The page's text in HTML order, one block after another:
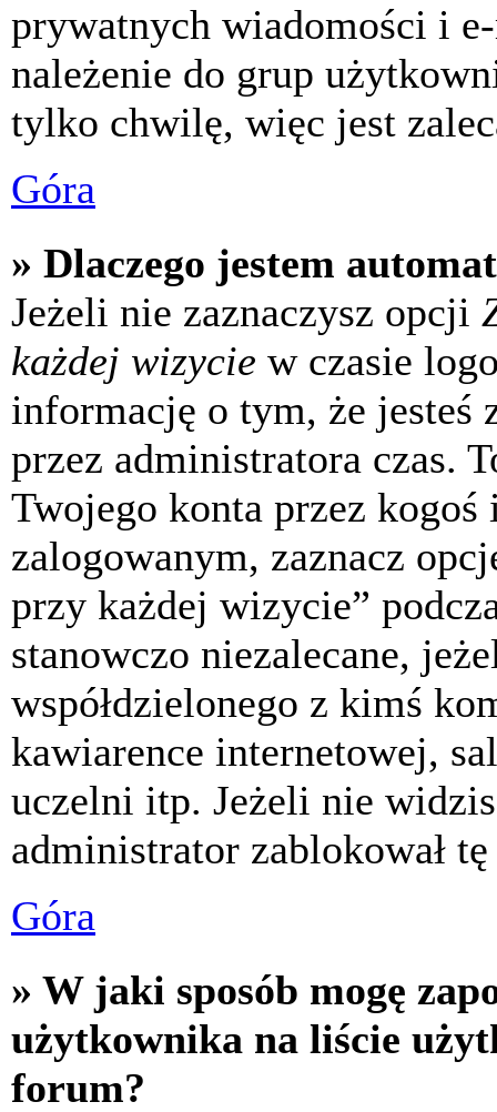
prywatnych wiadomości i
należenie do grup
tylko chwilę, więc jest
Góra
» Dlaczego jestem
Jeżeli nie zaznaczysz opcji
każdej wizycie w czasie
informację o tym, że jesteś
przez administratora czas.
Twojego konta przez kogoś
zalogowanym, zaznacz
przy każdej wizycie”
stanowczo niezalecane,
współdzielonego z kimś
kawiarence internetowej,
uczelni itp. Jeżeli nie
administrator zablokował
Góra
» W jaki sposób mogę
użytkownika na liście
forum?